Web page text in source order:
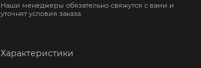
Наши менеджеры обязательно свяжутся с вами и
уточнят условия заказа
Характеристики